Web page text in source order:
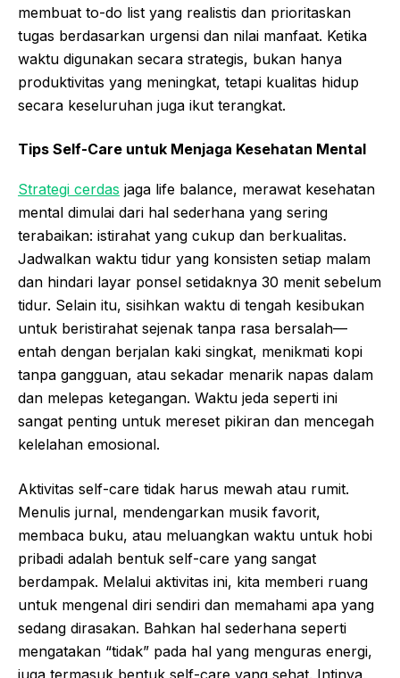
membuat to-do list yang realistis dan prioritaskan
tugas berdasarkan urgensi dan nilai manfaat. Ketika
waktu digunakan secara strategis, bukan hanya
produktivitas yang meningkat, tetapi kualitas hidup
secara keseluruhan juga ikut terangkat.
Tips Self-Care untuk Menjaga Kesehatan Mental
Strategi cerdas jaga life balance, merawat kesehatan
mental dimulai dari hal sederhana yang sering
terabaikan: istirahat yang cukup dan berkualitas.
Jadwalkan waktu tidur yang konsisten setiap malam
dan hindari layar ponsel setidaknya 30 menit sebelum
tidur. Selain itu, sisihkan waktu di tengah kesibukan
untuk beristirahat sejenak tanpa rasa bersalah—
entah dengan berjalan kaki singkat, menikmati kopi
tanpa gangguan, atau sekadar menarik napas dalam
dan melepas ketegangan. Waktu jeda seperti ini
sangat penting untuk mereset pikiran dan mencegah
kelelahan emosional.
Aktivitas self-care tidak harus mewah atau rumit.
Menulis jurnal, mendengarkan musik favorit,
membaca buku, atau meluangkan waktu untuk hobi
pribadi adalah bentuk self-care yang sangat
berdampak. Melalui aktivitas ini, kita memberi ruang
untuk mengenal diri sendiri dan memahami apa yang
sedang dirasakan. Bahkan hal sederhana seperti
mengatakan “tidak” pada hal yang menguras energi,